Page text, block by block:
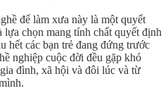
để làm xưa này là một quyết
chọn mang tính chất quyết định
hết các bạn trẻ đang đứng trước
nghiệp cuộc đời đều gặp khó
đình, xã hội và đôi lúc và từ